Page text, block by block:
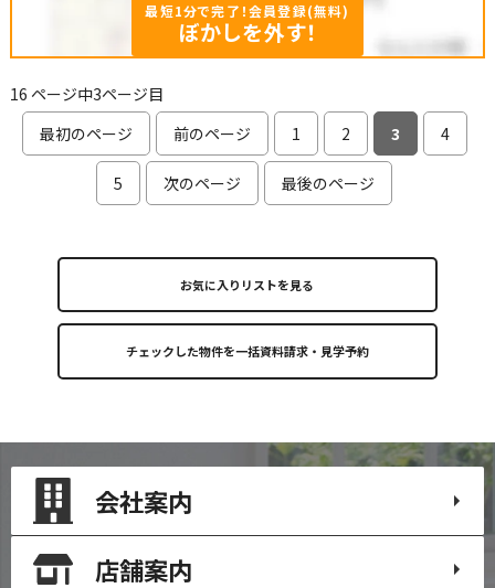
最短1分で完了！会員登録(無料)
ぼかしを外す！
16 ページ中3ページ目
最初のページ
前のページ 1 2 3 4
5 次のページ 最後のページ
お気に入りリストを見る
会社案内
店舗案内